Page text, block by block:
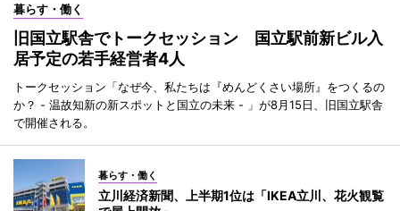
暮らす・働く
旧国立駅舎でトークセッション 国立駅前新ビル入
居予定の若手経営者4人
トークセッション「なぜ今、私たちは『めんどくさい場所』をつくるの
か？ - 温故知新の新スポットと国立の未来 - 」が8月15日、旧国立駅舎
で開催される。
暮らす・働く
立川経済新聞、上半期1位は「IKEA立川、花火観覧